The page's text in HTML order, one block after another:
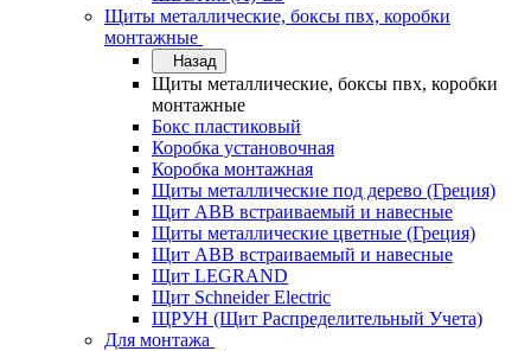
Щиты металлические, боксы пвх, коробки
монтажные
Назад
Щиты металлические, боксы пвх, коробки
монтажные
Бокс пластиковый
Коробка установочная
Коробка монтажная
Щиты металлические под дерево (Греция)
Щит ABB встраиваемый и навесные
Щиты металлические цветные (Греция)
Щит ABB встраиваемый и навесные
Щит LEGRAND
Щит Schneider Electric
ЩРУН (Щит Распределительный Учета)
Для монтажа